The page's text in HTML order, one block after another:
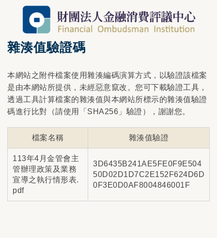
雜湊值驗證碼
本網站之附件檔案使用雜湊編碼演算方式，以驗證該檔案
是由本網站所提供，未經惡意竄改。您可下載驗證工具，
透過工具計算檔案的雜湊值與本網站所標示的雜湊值驗證
碼進行比對（請使用「SHA256」驗證），謝謝您。
檔案名稱 雜湊值驗證
113年4月金管會主
管辦理政策及業務
宣導之執行情形表.
pdf
3D6435B241AE5FE0F9E504
50D02D1D7C2E152F624D6D
0F3E0D0AF8004846001F